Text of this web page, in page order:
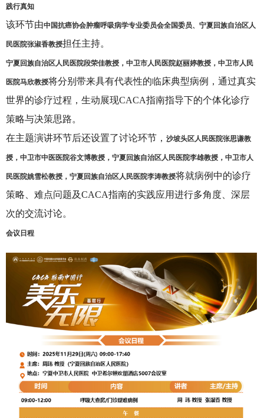
践行真知
该环节由中国抗癌协会肿瘤呼吸病学专业委员会全国委员、宁夏回族自治区人
民医院张淑香教授担任主持。
宁夏回族自治区人民医院段荣佳教授，中卫市人民医院赵丽婷教授，中卫市人民
医院马欣教授将分别带来具有代表性的临床典型病例，通过真实
世界的诊疗过程，生动展现CACA指南指导下的个体化诊疗
策略与决策思路。
在主题演讲环节后还设置了讨论环节， 沙坡头区人民医院张思谦教
授，中卫市中医医院谷文博教授，宁夏回族自治区人民医院李雄教授，中卫市人
民医院姚雪松教授，宁夏回族自治区人民医院李涛教授将就病例中的诊疗
策略、难点问题及CACA指南的实践应用进行多角度、深层
次的交流讨论。
会议日程